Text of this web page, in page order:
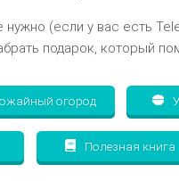
(если у вас есть
подарок, который
огород
Полезная книга